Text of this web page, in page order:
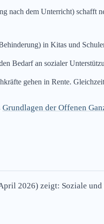
nach dem Unterricht) schafft
in Kitas und
Bedarf an sozialer
gehen in Rente.
Grundlagen der Offenen
2026) zeigt: Soziale